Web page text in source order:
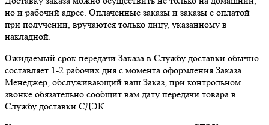
но и рабочий адрес. Оплаченные заказы и заказы с оплатой
при получении, вручаются только лицу, указанному в
накладной.
Ожидаемый срок передачи Заказа в Службу доставки обычно
составляет 1-2 рабочих дня с момента оформления Заказа.
Менеджер, обслуживающий ваш Заказ, при контрольном
звонке обязательно сообщит вам дату передачи товара в
Службу доставки СДЭК.